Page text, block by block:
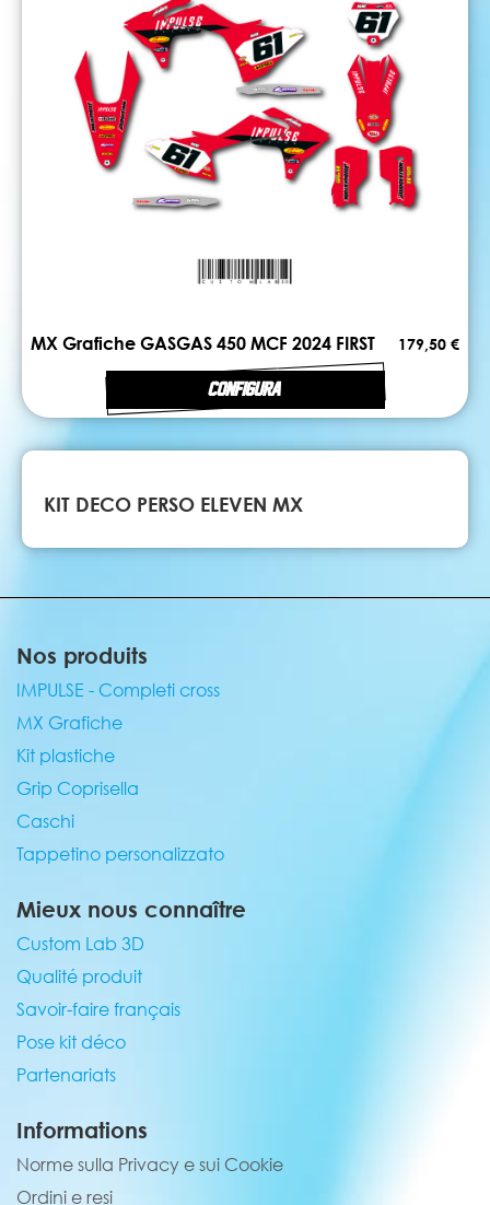
MX Grafiche GASGAS 450 MCF 2024 FIRST 179,50 €
CONFIGURA
KIT DECO PERSO ELEVEN MX
Nos produits
IMPULSE - Completi cross
MX Grafiche
Kit plastiche
Grip Coprisella
Caschi
Tappetino personalizzato
Mieux nous connaître
Custom Lab 3D
Qualité produit
Savoir-faire français
Pose kit déco
Partenariats
Informations
Norme sulla Privacy e sui Cookie
Ordini e resi